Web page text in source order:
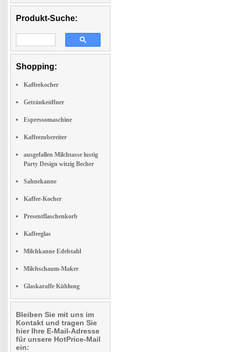
Produkt-Suche:
Shopping:
Kaffeekocher
Getränkeöffner
Espressomaschine
Kaffeezubereiter
ausgefallen Milchtasse lustig
Party Design witzig Becher
Sahnekanne
Kaffee-Kocher
Presentflaschenkorb
Kaffeeglas
Milchkanne Edelstahl
Milchschaum-Maker
Glaskaraffe Kühlung
Bleiben Sie mit uns im
Kontakt und tragen Sie
hier Ihre E-Mail-Adresse
für unsere HotPrice-Mail
ein: